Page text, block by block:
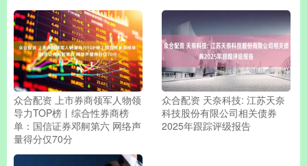
众合配资 上市券商领军人物领
导力TOP榜丨综合性券商榜
单：国信证券邓舸第六 网络声
量得分仅70分
众合配资 天奈科技: 江苏天奈
科技股份有限公司相关债券
2025年跟踪评级报告